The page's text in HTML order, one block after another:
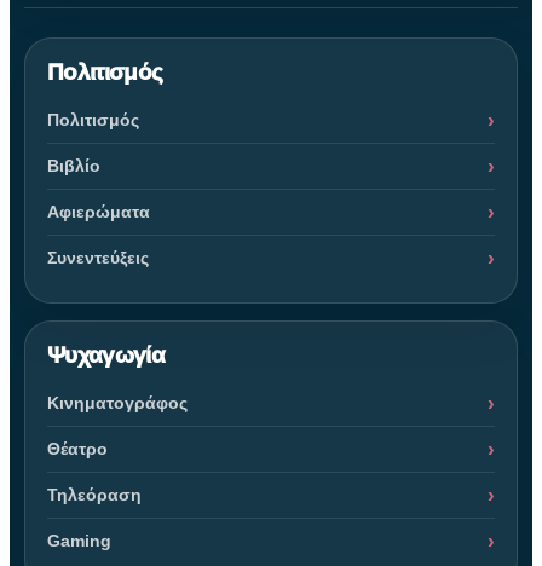
Πολιτισμός
Πολιτισμός
Βιβλίο
Αφιερώματα
Συνεντεύξεις
Ψυχαγωγία
Κινηματογράφος
Θέατρο
Τηλεόραση
Gaming